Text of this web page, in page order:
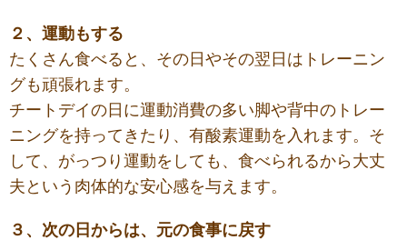
２、運動もする
たくさん食べると、その日やその翌日はトレーニン
グも頑張れます。
チートデイの日に運動消費の多い脚や背中のトレー
ニングを持ってきたり、有酸素運動を入れます。そ
して、がっつり運動をしても、食べられるから大丈
夫という肉体的な安心感を与えます。
３、次の日からは、元の食事に戻す